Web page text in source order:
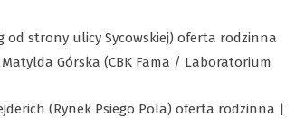
od strony ulicy Sycowskiej) oferta rodzinna
Górska (CBK Fama / Laboratorium
(Rynek Psiego Pola) oferta rodzinna |